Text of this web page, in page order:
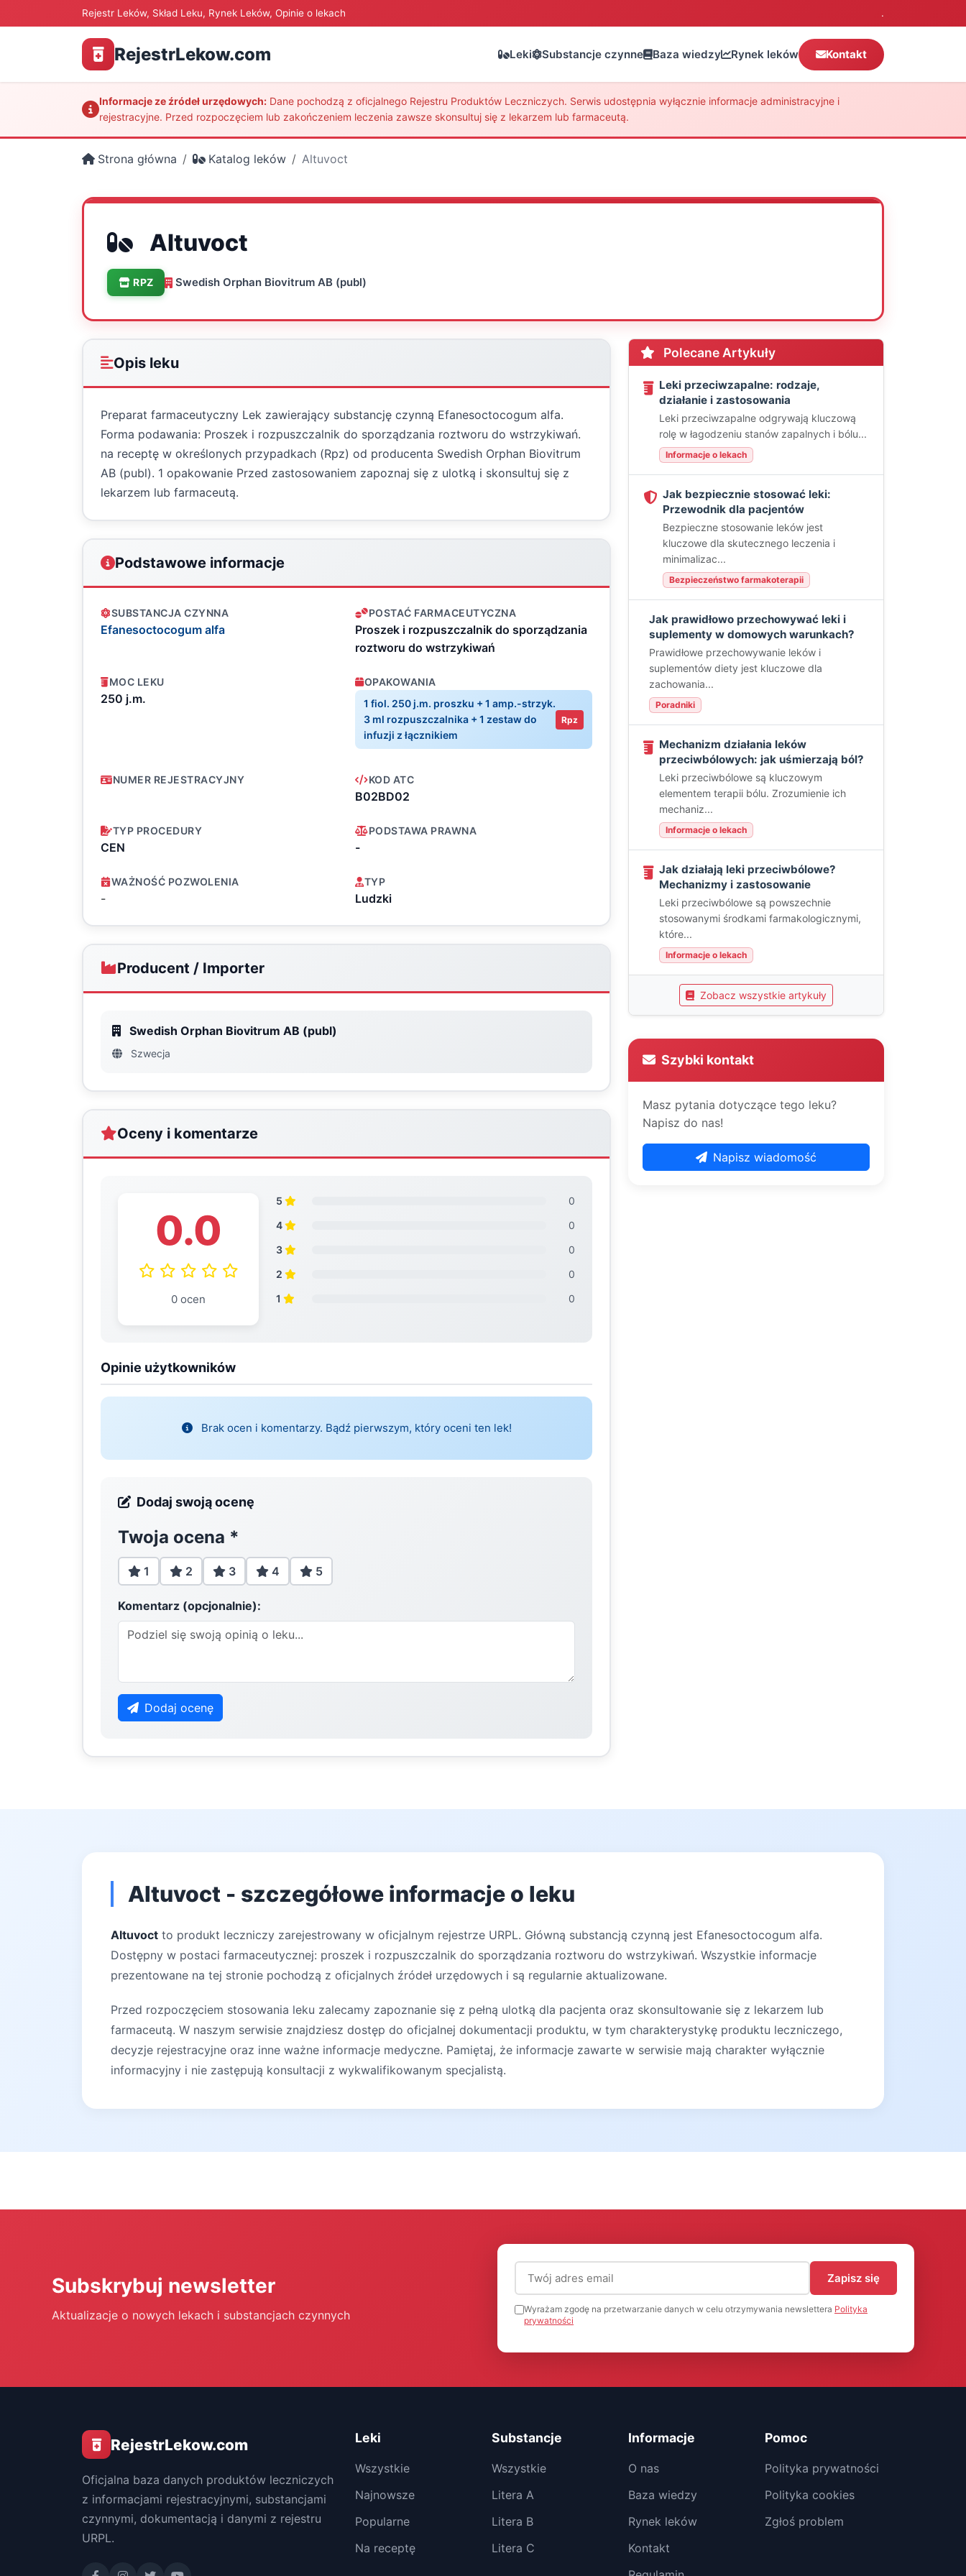
Rejestr Leków, Skład Leku, Rynek Leków, Opinie o lekach .
RejestrLekow.com Leki Substancje czynne Baza wiedzy Rynek leków Kontakt
Informacje ze źródeł urzędowych: Dane pochodzą z oficjalnego Rejestru Produktów Leczniczych. Serwis udostępnia wyłącznie informacje administracyjne i
rejestracyjne. Przed rozpoczęciem lub zakończeniem leczenia zawsze skonsultuj się z lekarzem lub farmaceutą.
Strona główna Katalog leków Altuvoct
Altuvoct
RPZ Swedish Orphan Biovitrum AB (publ)
Opis leku
Preparat farmaceutyczny Lek zawierający substancję czynną Efanesoctocogum alfa.
Forma podawania: Proszek i rozpuszczalnik do sporządzania roztworu do wstrzykiwań.
na receptę w określonych przypadkach (Rpz) od producenta Swedish Orphan Biovitrum
AB (publ). 1 opakowanie Przed zastosowaniem zapoznaj się z ulotką i skonsultuj się z
lekarzem lub farmaceutą.
Podstawowe informacje
SUBSTANCJA CZYNNA
Efanesoctocogum alfa
POSTAĆ FARMACEUTYCZNA
Proszek i rozpuszczalnik do sporządzania
roztworu do wstrzykiwań
MOC LEKU
250 j.m.
OPAKOWANIA
1 fiol. 250 j.m. proszku + 1 amp.-strzyk.
3 ml rozpuszczalnika + 1 zestaw do
infuzji z łącznikiem
Rpz
NUMER REJESTRACYJNY KOD ATC
B02BD02
TYP PROCEDURY
CEN
PODSTAWA PRAWNA
-
WAŻNOŚĆ POZWOLENIA
-
TYP
Ludzki
Producent / Importer
Swedish Orphan Biovitrum AB (publ)
Szwecja
Oceny i komentarze
0.0
0 ocen
5
0
4
0
3
0
2
0
1
0
Opinie użytkowników
Brak ocen i komentarzy. Bądź pierwszym, który oceni ten lek!
Dodaj swoją ocenę
Twoja ocena *
1 2 3 4 5
Komentarz (opcjonalnie):
Dodaj ocenę
Polecane Artykuły
Leki przeciwzapalne: rodzaje,
działanie i zastosowania
Leki przeciwzapalne odgrywają kluczową
rolę w łagodzeniu stanów zapalnych i bólu...
Informacje o lekach
Jak bezpiecznie stosować leki:
Przewodnik dla pacjentów
Bezpieczne stosowanie leków jest
kluczowe dla skutecznego leczenia i
minimalizac...
Bezpieczeństwo farmakoterapii
Jak prawidłowo przechowywać leki i
suplementy w domowych warunkach?
Prawidłowe przechowywanie leków i
suplementów diety jest kluczowe dla
zachowania...
Poradniki
Mechanizm działania leków
przeciwbólowych: jak uśmierzają ból?
Leki przeciwbólowe są kluczowym
elementem terapii bólu. Zrozumienie ich
mechaniz...
Informacje o lekach
Jak działają leki przeciwbólowe?
Mechanizmy i zastosowanie
Leki przeciwbólowe są powszechnie
stosowanymi środkami farmakologicznymi,
które...
Informacje o lekach
Zobacz wszystkie artykuły
Szybki kontakt
Masz pytania dotyczące tego leku?
Napisz do nas!
Napisz wiadomość
Altuvoct - szczegółowe informacje o leku
Altuvoct to produkt leczniczy zarejestrowany w oficjalnym rejestrze URPL. Główną substancją czynną jest Efanesoctocogum alfa.
Dostępny w postaci farmaceutycznej: proszek i rozpuszczalnik do sporządzania roztworu do wstrzykiwań. Wszystkie informacje
prezentowane na tej stronie pochodzą z oficjalnych źródeł urzędowych i są regularnie aktualizowane.
Przed rozpoczęciem stosowania leku zalecamy zapoznanie się z pełną ulotką dla pacjenta oraz skonsultowanie się z lekarzem lub
farmaceutą. W naszym serwisie znajdziesz dostęp do oficjalnej dokumentacji produktu, w tym charakterystykę produktu leczniczego,
decyzje rejestracyjne oraz inne ważne informacje medyczne. Pamiętaj, że informacje zawarte w serwisie mają charakter wyłącznie
informacyjny i nie zastępują konsultacji z wykwalifikowanym specjalistą.
Subskrybuj newsletter
Aktualizacje o nowych lekach i substancjach czynnych
Adres email (wymagany)
Zapisz się
Wyrażam zgodę na przetwarzanie danych w celu otrzymywania newslettera Polityka
prywatności
RejestrLekow.com
Oficjalna baza danych produktów leczniczych
z informacjami rejestracyjnymi, substancjami
czynnymi, dokumentacją i danymi z rejestru
URPL.
Leki
Wszystkie
Najnowsze
Popularne
Na receptę
Substancje
Wszystkie
Litera A
Litera B
Litera C
Informacje
O nas
Baza wiedzy
Rynek leków
Kontakt
Pomoc
Polityka prywatności
Polityka cookies
Zgłoś problem